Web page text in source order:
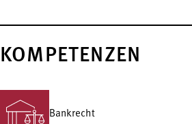
KOMPETENZEN
Bankrecht